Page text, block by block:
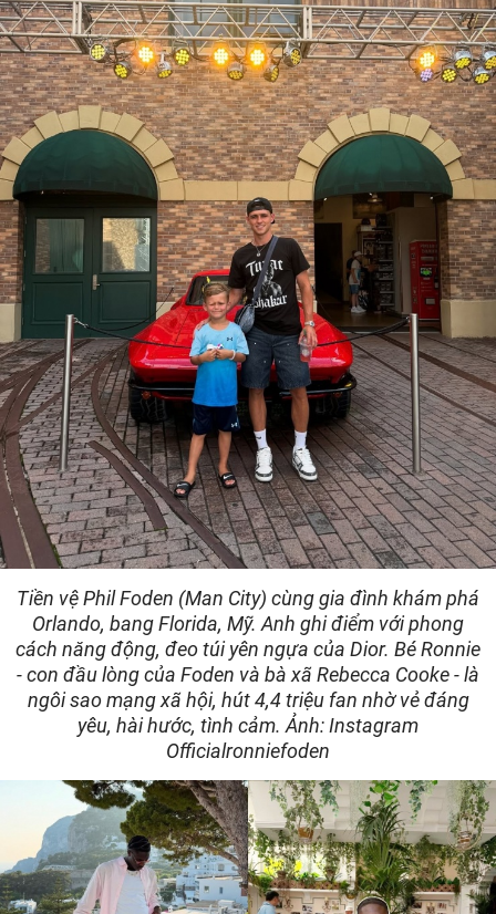
Tiền vệ Phil Foden (Man City) cùng gia đình khám phá
Orlando, bang Florida, Mỹ. Anh ghi điểm với phong
cách năng động, đeo túi yên ngựa của Dior. Bé Ronnie
- con đầu lòng của Foden và bà xã Rebecca Cooke - là
ngôi sao mạng xã hội, hút 4,4 triệu fan nhờ vẻ đáng
yêu, hài hước, tình cảm. Ảnh: Instagram
Officialronniefoden